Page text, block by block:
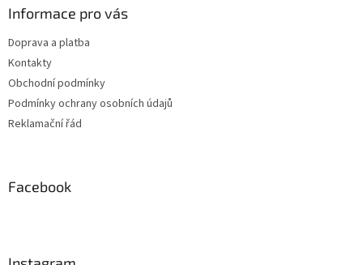
Informace pro vás
Doprava a platba
Kontakty
Obchodní podmínky
Podmínky ochrany osobních údajů
Reklamační řád
Facebook